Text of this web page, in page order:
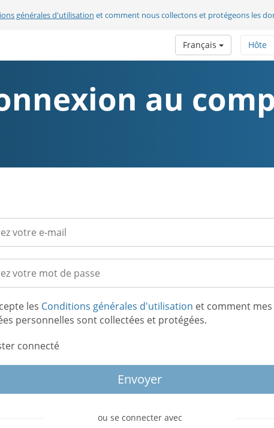
générales d'utilisation et comment nous collectons et protégeons les
Hôte
Français
au
les Conditions générales d'utilisation et comment mes
personnelles sont collectées et protégées.
connecté
Envoyer
ou se connecter avec